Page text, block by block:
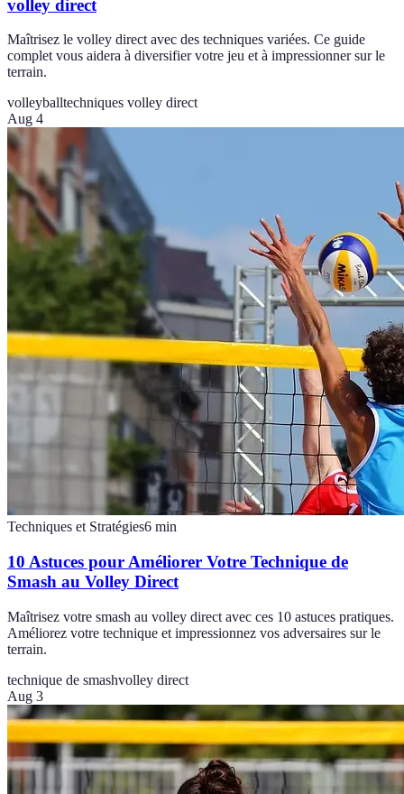
volley direct
Maîtrisez le volley direct avec des techniques variées. Ce guide
complet vous aidera à diversifier votre jeu et à impressionner sur le
terrain.
volleyballtechniques volley direct
Aug 4
Techniques et Stratégies6 min
10 Astuces pour Améliorer Votre Technique de
Smash au Volley Direct
Maîtrisez votre smash au volley direct avec ces 10 astuces pratiques.
Améliorez votre technique et impressionnez vos adversaires sur le
terrain.
technique de smashvolley direct
Aug 3